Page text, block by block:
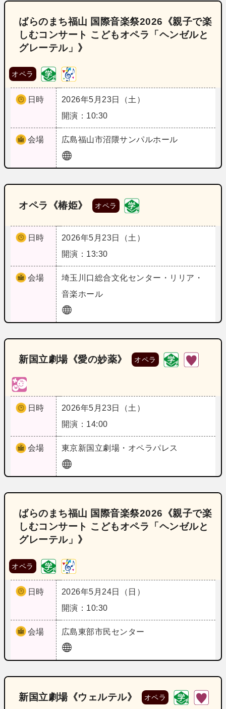
ばらのまち福山 国際音楽祭2026《親子で楽
しむコンサート こどもオペラ「ヘンゼルと
グレーテル」》
オペラ
日時
2026年5月23日（土）
開演：10:30
会場 広島福山市沼隈サンパルホール
オペラ《椿姫》 オペラ
日時
2026年5月23日（土）
開演：13:30
会場 埼玉 川口総合文化センター・リリア・
音楽ホール
新国立劇場《愛の妙薬》 オペラ
日時
2026年5月23日（土）
開演：14:00
会場 東京新国立劇場・オペラパレス
ばらのまち福山 国際音楽祭2026《親子で楽
しむコンサート こどもオペラ「ヘンゼルと
グレーテル」》
オペラ
日時
2026年5月24日（日）
開演：10:30
会場 広島東部市民センター
新国立劇場《ウェルテル》 オペラ